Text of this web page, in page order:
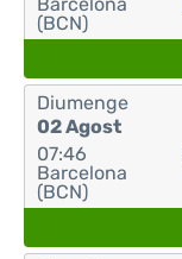
(BCN)
Diumenge
02 Agost
07:46
Barcelona
(BCN)